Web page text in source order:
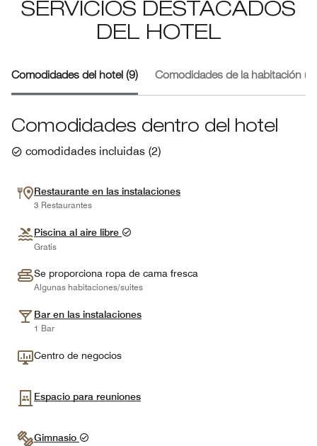
SERVICIOS DESTACADOS
DEL HOTEL
Comodidades del hotel (9) Comodidades de la habitación (2)
Comodidades dentro del hotel
comodidades incluidas (2)
Restaurante en las instalaciones
3 Restaurantes
Piscina al aire libre
Gratis
Se proporciona ropa de cama fresca
Algunas habitaciones/suites
Bar en las instalaciones
1 Bar
Centro de negocios
Espacio para reuniones
Gimnasio